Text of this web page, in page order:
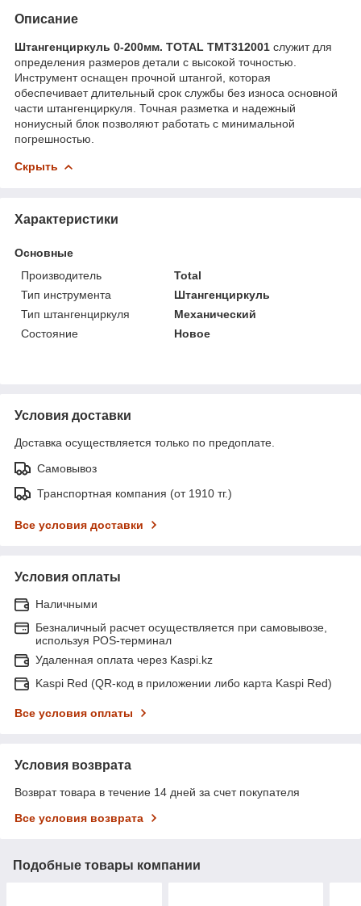
Описание
Штангенциркуль 0-200мм. TOTAL TMT312001 служит для
определения размеров детали с высокой точностью.
Инструмент оснащен прочной штангой, которая
обеспечивает длительный срок службы без износа основной
части штангенциркуля. Точная разметка и надежный
нониусный блок позволяют работать с минимальной
погрешностью.
Скрыть
Характеристики
Основные
Производитель
Total
Тип инструмента
Штангенциркуль
Тип штангенциркуля
Механический
Состояние
Новое
Условия доставки
Доставка осуществляется только по предоплате.
Самовывоз
Транспортная компания (от 1910 тг.)
Все условия доставки
Условия оплаты
Наличными
Безналичный расчет осуществляется при самовывозе,
используя POS-терминал
Удаленная оплата через Kaspi.kz
Kaspi Red (QR-код в приложении либо карта Kaspi Red)
Все условия оплаты
Условия возврата
Возврат товара в течение 14 дней за счет покупателя
Все условия возврата
Подобные товары компании